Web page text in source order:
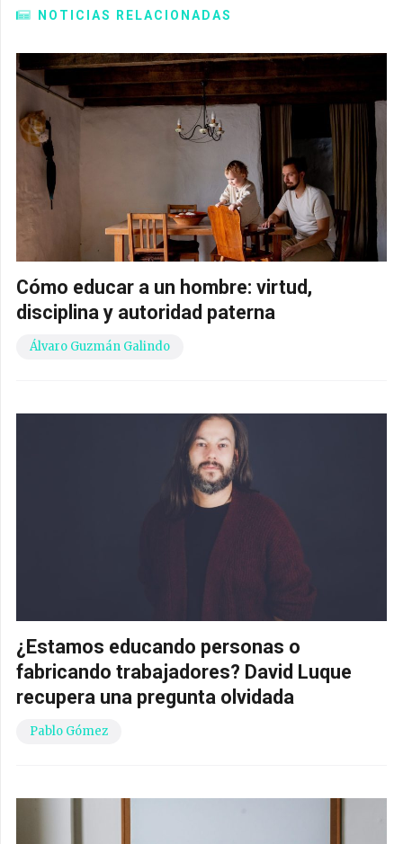
NOTICIAS RELACIONADAS
Cómo educar a un hombre: virtud,
disciplina y autoridad paterna
Álvaro Guzmán Galindo
¿Estamos educando personas o
fabricando trabajadores? David Luque
recupera una pregunta olvidada
Pablo Gómez